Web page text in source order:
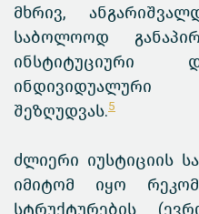
მხრივ,
საბოლოოდ
ინსტიტუციური
ინდივიდუალური
შეზღუდვას.5
ძლიერი იუსტიციის
იმიტომ იყო
სტრუქტურების